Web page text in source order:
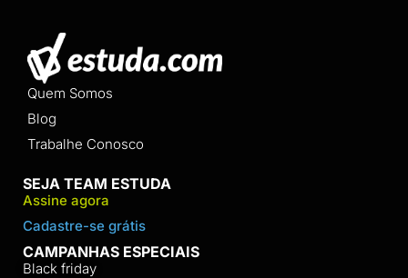
Quem Somos
Blog
Trabalhe Conosco
SEJA TEAM ESTUDA
Assine agora
Cadastre-se grátis
CAMPANHAS ESPECIAIS
Black friday